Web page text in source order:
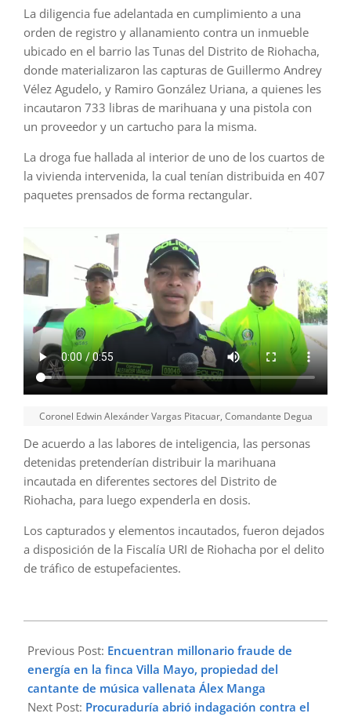
La diligencia fue adelantada en cumplimiento a una
orden de registro y allanamiento contra un inmueble
ubicado en el barrio las Tunas del Distrito de Riohacha,
donde materializaron las capturas de Guillermo Andrey
Vélez Agudelo, y Ramiro González Uriana, a quienes les
incautaron 733 libras de marihuana y una pistola con
un proveedor y un cartucho para la misma.
La droga fue hallada al interior de uno de los cuartos de
la vivienda intervenida, la cual tenían distribuida en 407
paquetes prensados de forma rectangular.
Coronel Edwin Alexánder Vargas Pitacuar, Comandante Degua
De acuerdo a las labores de inteligencia, las personas
detenidas pretenderían distribuir la marihuana
incautada en diferentes sectores del Distrito de
Riohacha, para luego expenderla en dosis.
Los capturados y elementos incautados, fueron dejados
a disposición de la Fiscalía URI de Riohacha por el delito
de tráfico de estupefacientes.
03-
28
Previous Post: Encuentran millonario fraude de
energía en la finca Villa Mayo, propiedad del
cantante de música vallenata Álex Manga
Next Post: Procuraduría abrió indagación contra el